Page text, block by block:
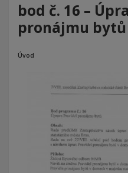
bod č. 16 –
pronájmu bytů
Úvod